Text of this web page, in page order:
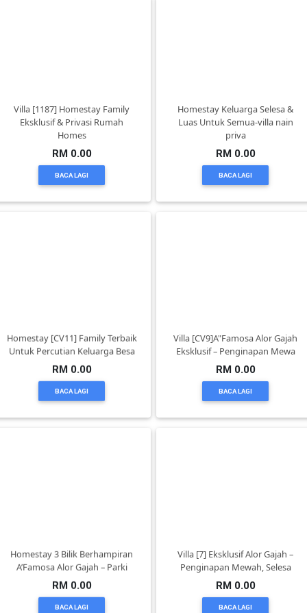
Villa [1187] Homestay Family
Eksklusif & Privasi Rumah
Homes
RM 0.00
BACA LAGI
Homestay Keluarga Selesa &
Luas Untuk Semua-villa nain
priva
RM 0.00
BACA LAGI
Homestay [CV11] Family Terbaik
Untuk Percutian Keluarga Besa
RM 0.00
BACA LAGI
Villa [CV9]A"Famosa Alor Gajah
Eksklusif – Penginapan Mewa
RM 0.00
BACA LAGI
Homestay 3 Bilik Berhampiran
A’Famosa Alor Gajah – Parki
RM 0.00
BACA LAGI
Villa [7] Eksklusif Alor Gajah –
Penginapan Mewah, Selesa
RM 0.00
BACA LAGI
PERCUTIAN
PELANCONGAN(1)
RUMAH
&
BENDA(1)
LAIN-
SELANGOR(37)